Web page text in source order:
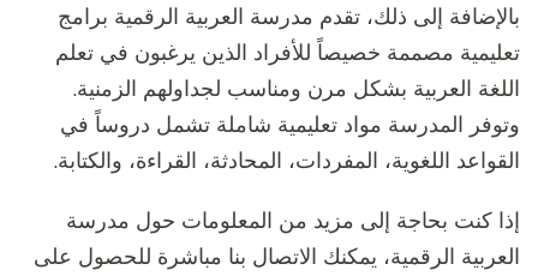
بالإضافة إلى ذلك، تقدم مدرسة العربية الرقمية برامج
تعليمية مصممة خصيصاً للأفراد الذين يرغبون في تعلم
اللغة العربية بشكل مرن ومناسب لجداولهم الزمنية.
وتوفر المدرسة مواد تعليمية شاملة تشمل دروساً في
القواعد اللغوية، المفردات، المحادثة، القراءة، والكتابة.
إذا كنت بحاجة إلى مزيد من المعلومات حول مدرسة
العربية الرقمية، يمكنك الاتصال بنا مباشرة للحصول على